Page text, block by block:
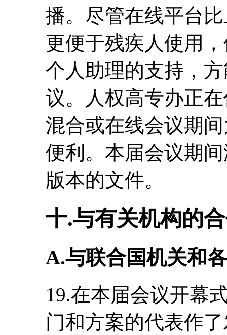
播。尽管在线平台
更便于残疾人使用
个人助理的支持，
议。人权高专办正
混合或在线会议期
便利。本届会议期
版本的文件。
十.与有关机构的
A.与联合国机关和
19.在本届会议开幕
门和方案的代表作